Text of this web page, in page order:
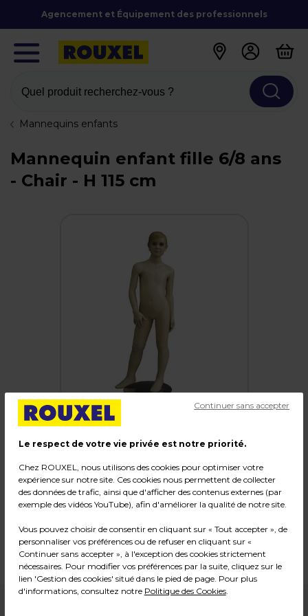
Agencement et Équipement des professionnels
Quel produit recherchez-vous ?
Mannequins enfants
Mannequin enfant fille 6/8 ans
- Chair - H 115 cm
Mannequin enfant fille 6/8 ans
Code :217008
Couleur : Chair
Matière : Fibre de verre
Dimensions : H 115 cm
Poids : 7,46 kg
Le respect de votre vie privée est notre priorité.
Chez ROUXEL, nous utilisons des cookies pour optimiser votre
expérience sur notre site. Ces cookies nous permettent de collecter
des données de trafic, ainsi que d'afficher des contenus externes (par
exemple des vidéos YouTube), afin d'améliorer la qualité de notre site.
Vous pouvez choisir de consentir en cliquant sur « Tout accepter », de
personnaliser vos préférences ou de refuser en cliquant sur «
Continuer sans accepter », à l'exception des cookies strictement
nécessaires. Pour modifier vos préférences par la suite, cliquez sur le
lien 'Gestion des cookies' situé dans le pied de page. Pour plus
d'informations, consultez notre Politique des Cookies.
Continuer sans accepter